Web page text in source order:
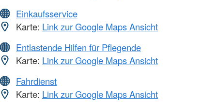
Einkaufsservice
Karte: Link zur Google Maps Ansicht
Entlastende Hilfen für Pflegende
Karte: Link zur Google Maps Ansicht
Fahrdienst
Karte: Link zur Google Maps Ansicht